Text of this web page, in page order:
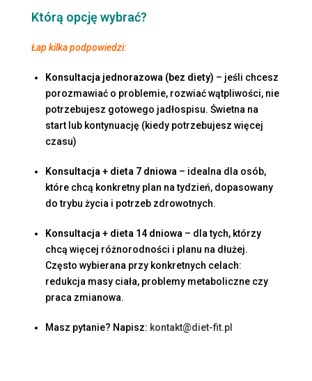
Którą opcję wybrać?
Łap kilka podpowiedzi:
Konsultacja jednorazowa (bez diety) – jeśli chcesz
porozmawiać o problemie, rozwiać wątpliwości, nie
potrzebujesz gotowego jadłospisu. Świetna na
start lub kontynuację (kiedy potrzebujesz więcej
czasu)
Konsultacja + dieta 7 dniowa – idealna dla osób,
które chcą konkretny plan na tydzień, dopasowany
do trybu życia i potrzeb zdrowotnych.
Konsultacja + dieta 14 dniowa – dla tych, którzy
chcą więcej różnorodności i planu na dłużej.
Często wybierana przy konkretnych celach:
redukcja masy ciała, problemy metaboliczne czy
praca zmianowa.
Masz pytanie? Napisz: kontakt@diet-fit.pl